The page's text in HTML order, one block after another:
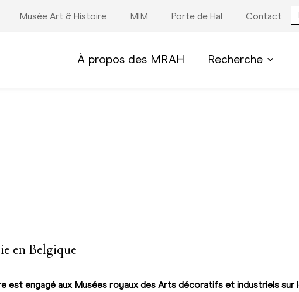
Musée Art & Histoire MIM Porte de Hal Contact
À propos des MRAH Recherche
en Belgique
est engagé aux Musées royaux des Arts décoratifs et industriels